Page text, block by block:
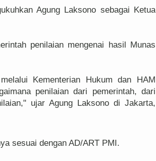
Agung Laksono sebagai Ketua
penilaian mengenai hasil Munas
Kementerian Hukum dan HAM
penilaian dari pemerintah, dari
ujar Agung Laksono di Jakarta,
sesuai dengan AD/ART PMI.